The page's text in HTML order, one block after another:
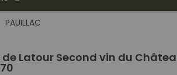
PAUILLAC
de Latour Second vin du